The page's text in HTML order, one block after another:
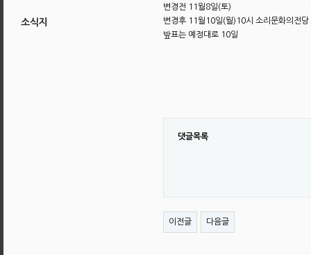
소식지
변경전 11월8일(토)
변경후 11월10일(월)10시 소리문화의전당
밮표는 예정대로 10일
댓글목록
이전글 다음글